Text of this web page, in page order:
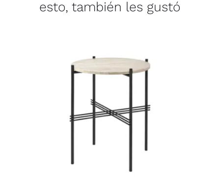
esto, también les gustó